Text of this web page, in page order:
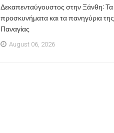
Δεκαπενταύγουστος στην Ξάνθη: Τα
προσκυνήματα και τα πανηγύρια της
Παναγίας
August 06, 2026